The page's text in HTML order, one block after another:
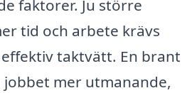
faktorer. Ju större
tid och arbete krävs
taktvätt. En brant
mer utmanande,